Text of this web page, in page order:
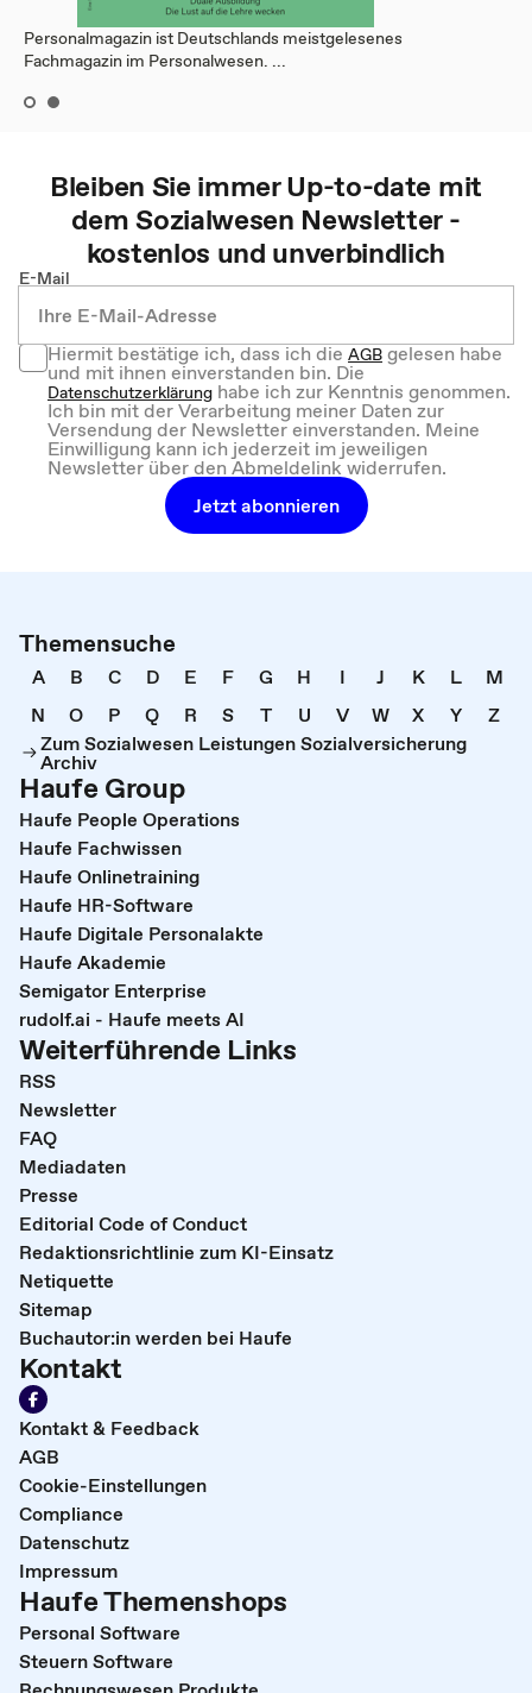
Personalmagazin ist Deutschlands meistgelesenes
Fachmagazin im Personalwesen. ...
Bleiben Sie immer Up-to-date mit
demSozialwesen Newsletter -
kostenlos und unverbindlich
E-Mail
Hiermit bestätige ich, dass ich dieAGBgelesen habe
und mit ihnen einverstanden bin. Die
Datenschutzerklärung habe ich zur Kenntnis genommen.
Ich bin mit der Verarbeitung meiner Daten zur
Versendung der Newsletter einverstanden. Meine
Einwilligung kann ich jederzeit im jeweiligen
Newsletter über den Abmeldelink widerrufen.
Jetzt abonnieren
Themensuche
A B C D E F G H I J K L
M
N
O P Q R S T U V W X Y
Z
Zum Sozialwesen Leistungen Sozialversicherung
Archiv
Haufe Group
Haufe People Operations
Haufe Fachwissen
Haufe Onlinetraining
Haufe HR-Software
Haufe Digitale Personalakte
Haufe Akademie
Semigator Enterprise
rudolf.ai - Haufe meets AI
Weiterführende Links
RSS
Newsletter
FAQ
Mediadaten
Presse
Editorial Code of Conduct
Redaktionsrichtlinie zum KI-Einsatz
Netiquette
Sitemap
Buchautor:in werden bei Haufe
Kontakt
Kontakt & Feedback
AGB
Cookie-Einstellungen
Compliance
Datenschutz
Impressum
Haufe Themenshops
Personal Software
Steuern Software